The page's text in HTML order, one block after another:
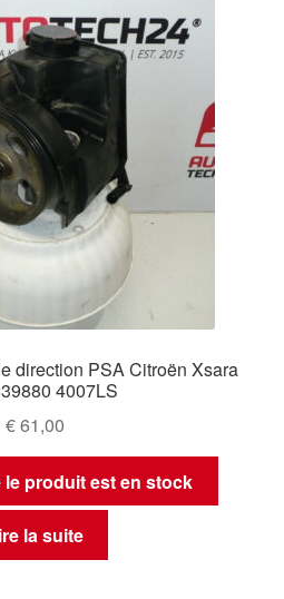
direction PSA Citroën Xsara
4007LS
€61,00
produit est en stock
la suite